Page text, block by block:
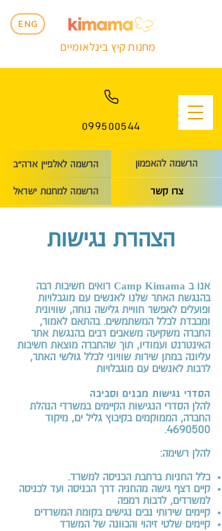
ENG
099500544
הרשמה לאלפיין ארה״ב
הרשמה למחנות ישראל
הרשמה להאפמון
צרו קשר
מחנות קיץ בינלאומיים
הצהרת נגישות
אנו ב Camp Kimama רואים חשיבות רבה
בהנגשת האתר שלנו לאנשים עם מוגבלויות
ופועלים לאפשר חוויית גלישה נוחה, שוויונית
ומכבדת לכלל המשתמשים. בהתאם לאמור,
החברה משקיעה משאבים רבים בהנגשת אתר
האינטרנט ועמודיו, תוך שהחברה מוצאת חשיבות
עליונה במתן שירות שוויוני לכלל גולשי האתר,
לרבות לאנשים עם מוגבלויות
הסדרי נגישות מבנים וסביבה
להלן הסדרי הנגישות הקיימים במשרדי הנהלת
החברה, הממוקמים בקיבוץ גליל ים, מיקוד
4690500.
להלן רשימה:
כלל החניות ברחבת הכניסה למשרד.
קיים רצף גישה מהחניה דרך הכניסה ועד לכניסה
למשרדים, לרבות רמפה
קיימים שירותי נכים נגישים בקומת המשרדים
קיימים שלטי זיהוי והכוונה של המשרד